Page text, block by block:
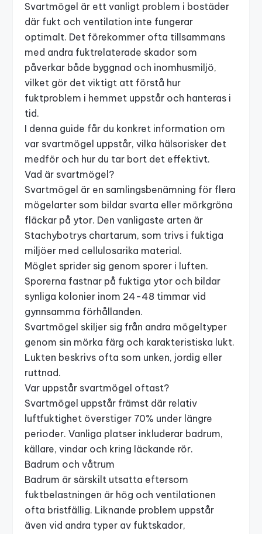
Svartmögel är ett vanligt problem i bostäder
där fukt och ventilation inte fungerar
optimalt. Det förekommer ofta tillsammans
med andra fuktrelaterade skador som
påverkar både byggnad och inomhusmiljö,
vilket gör det viktigt att förstå hur
fuktproblem i hemmet uppstår och hanteras i
tid.
I denna guide får du konkret information om
var svartmögel uppstår, vilka hälsorisker det
medför och hur du tar bort det effektivt.
Vad är svartmögel?
Svartmögel är en samlingsbenämning för flera
mögelarter som bildar svarta eller mörkgröna
fläckar på ytor. Den vanligaste arten är
Stachybotrys chartarum, som trivs i fuktiga
miljöer med cellulosarika material.
Möglet sprider sig genom sporer i luften.
Sporerna fastnar på fuktiga ytor och bildar
synliga kolonier inom 24-48 timmar vid
gynnsamma förhållanden.
Svartmögel skiljer sig från andra mögeltyper
genom sin mörka färg och karakteristiska lukt.
Lukten beskrivs ofta som unken, jordig eller
ruttnad.
Var uppstår svartmögel oftast?
Svartmögel uppstår främst där relativ
luftfuktighet överstiger 70% under längre
perioder. Vanliga platser inkluderar badrum,
källare, vindar och kring läckande rör.
Badrum och våtrum
Badrum är särskilt utsatta eftersom
fuktbelastningen är hög och ventilationen
ofta bristfällig. Liknande problem uppstår
även vid andra typer av fuktskador,